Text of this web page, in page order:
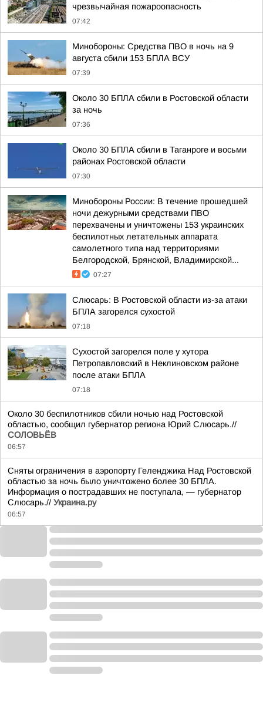
чрезвычайная пожароопасность
07:42
Минобороны: Средства ПВО в ночь на 9
августа сбили 153 БПЛА ВСУ
07:39
Около 30 БПЛА сбили в Ростовской области
за ночь
07:36
Около 30 БПЛА сбили в Таганроге и восьми
районах Ростовской области
07:30
Минобороны России: В течение прошедшей
ночи дежурными средствами ПВО
перехвачены и уничтожены 153 украинских
беспилотных летательных аппарата
самолетного типа над территориями
Белгородской, Брянской, Владимирской...
07:27
Слюсарь: В Ростовской области из-за атаки
БПЛА загорелся сухостой
07:18
Сухостой загорелся поле у хутора
Петропавловский в Неклиновском районе
после атаки БПЛА
07:18
Около 30 беспилотников сбили ночью над Ростовской
областью, сообщил губернатор региона Юрий Слюсарь.//
СОЛОВЬЁВ
06:57
Сняты ограничения в аэропорту Геленджика Над Ростовской
областью за ночь было уничтожено более 30 БПЛА.
Информация о пострадавших не поступала, — губернатор
Слюсарь.// Украина.ру
06:57